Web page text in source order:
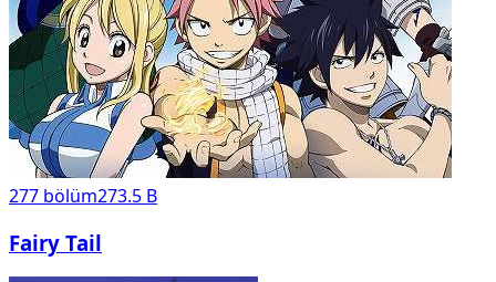
277 bölüm273.5 B
Fairy Tail